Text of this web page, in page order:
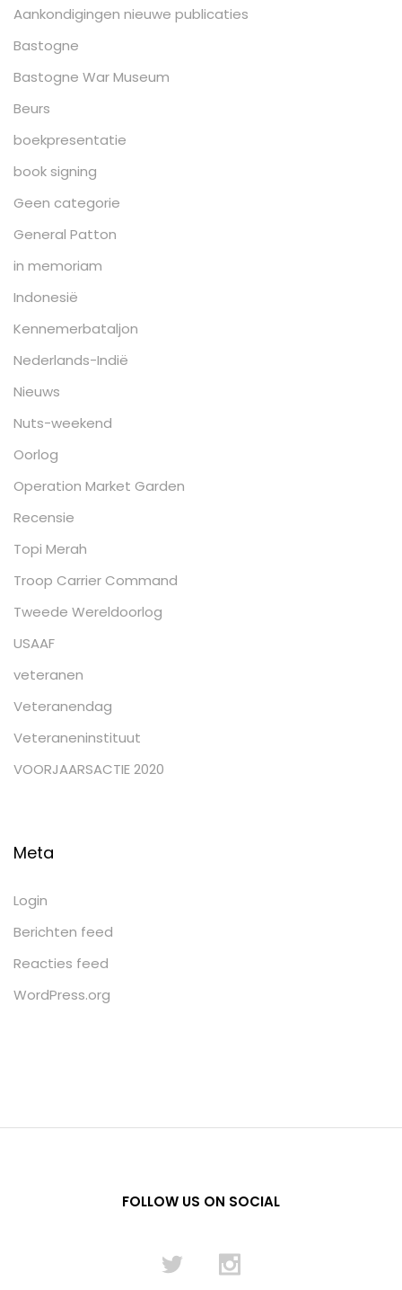
Aankondigingen nieuwe publicaties
Bastogne
Bastogne War Museum
Beurs
boekpresentatie
book signing
Geen categorie
General Patton
in memoriam
Indonesië
Kennemerbataljon
Nederlands-Indië
Nieuws
Nuts-weekend
Oorlog
Operation Market Garden
Recensie
Topi Merah
Troop Carrier Command
Tweede Wereldoorlog
USAAF
veteranen
Veteranendag
Veteraneninstituut
VOORJAARSACTIE 2020
Meta
Login
Berichten feed
Reacties feed
WordPress.org
FOLLOW US ON SOCIAL